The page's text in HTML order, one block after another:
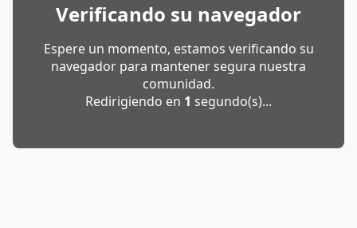
Verificando su navegador
Espere un momento, estamos verificando su
navegador para mantener segura nuestra
comunidad.
Redirigiendo en 1 segundo(s)...